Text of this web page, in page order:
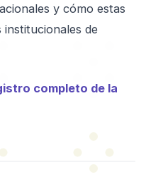
y cómo estas
de
completo de la